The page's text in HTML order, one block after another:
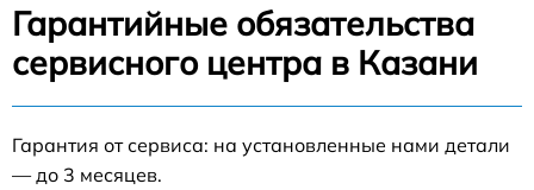
Гарантийные обязательства
сервисного центра в Казани
Гарантия от сервиса: на установленные нами детали
— до 3 месяцев.